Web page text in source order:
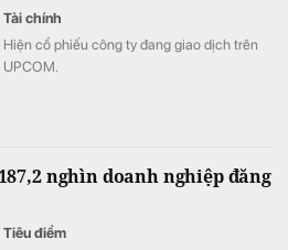
Tài chính
Hiện cổ phiếu công ty đang giao dịch trên
UPCOM.
nghìn doanh nghiệp đăng
Tiêu điểm